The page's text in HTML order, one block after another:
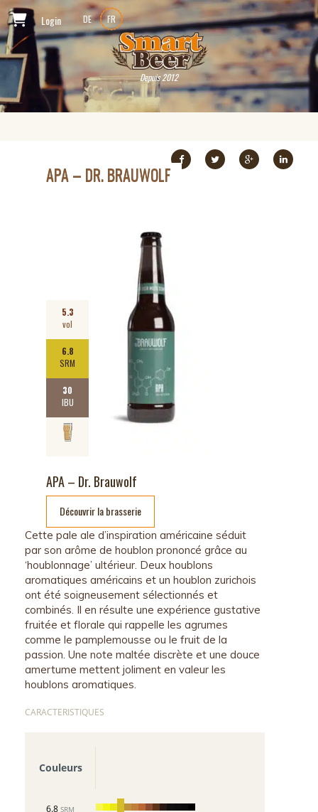
Login DE FR
Depuis 2012
APA – DR. BRAUWOLF
APA – Dr. Brauwolf
5.3
vol
6.8
SRM
30
IBU
Découvrir la brasserie
Cette pale ale d’inspiration américaine séduit
par son arôme de houblon prononcé grâce au
‘houblonnage’ ultérieur. Deux houblons
aromatiques américains et un houblon zurichois
ont été soigneusement sélectionnés et
combinés. Il en résulte une expérience gustative
fruitée et florale qui rappelle les agrumes
comme le pamplemousse ou le fruit de la
passion. Une note maltée discrète et une douce
amertume mettent joliment en valeur les
houblons aromatiques.
CARACTERISTIQUES
Couleurs
6.8 SRM